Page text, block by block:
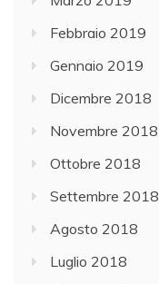
Febbraio 2019
Gennaio 2019
Dicembre 2018
Novembre 2018
Ottobre 2018
Settembre 2018
Agosto 2018
Luglio 2018